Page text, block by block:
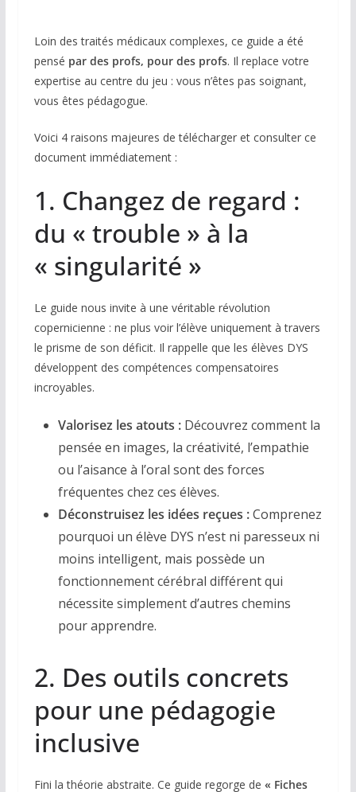
Loin des traités médicaux complexes, ce guide a été
pensé par des profs, pour des profs. Il replace votre
expertise au centre du jeu : vous n’êtes pas soignant,
vous êtes pédagogue.
Voici 4 raisons majeures de télécharger et consulter ce
document immédiatement :
1. Changez de regard :
du « trouble » à la
« singularité »
Le guide nous invite à une véritable révolution
copernicienne : ne plus voir l’élève uniquement à travers
le prisme de son déficit. Il rappelle que les élèves DYS
développent des compétences compensatoires
incroyables.
Valorisez les atouts :Découvrez comment la
pensée en images, la créativité, l’empathie
ou l’aisance à l’oral sont des forces
fréquentes chez ces élèves.
Déconstruisez les idées reçues :Comprenez
pourquoi un élève DYS n’est ni paresseux ni
moins intelligent, mais possède un
fonctionnement cérébral différent qui
nécessite simplement d’autres chemins
pour apprendre.
2. Des outils concrets
pour une pédagogie
inclusive
Fini la théorie abstraite. Ce guide regorge de « Fiches